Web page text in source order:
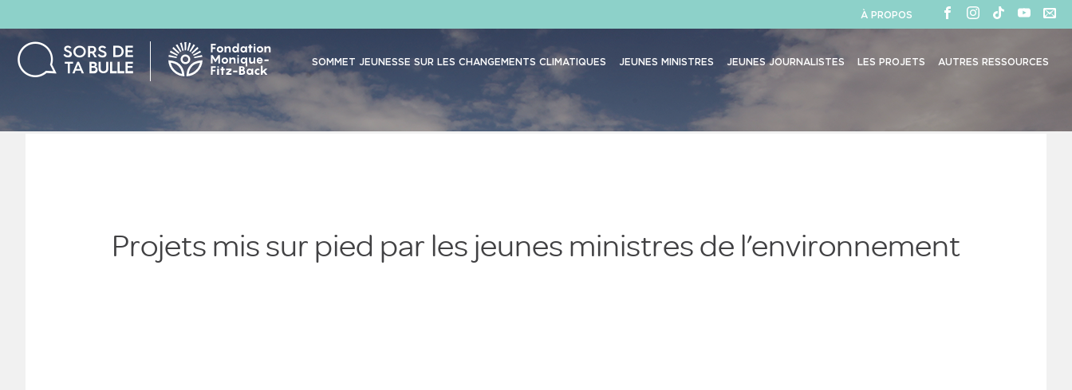
À PROPOS
SOMMET JEUNESSE SUR LES CHANGEMENTS CLIMATIQUES JEUNES MINISTRES JEUNES JOURNALISTES LES PROJETS AUTRES RESSOURCES
Projets mis sur pied par les jeunes ministres de l’environnement